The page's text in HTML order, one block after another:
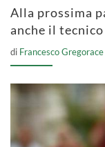
Alla prossima
anche il
di Francesco Gregorace